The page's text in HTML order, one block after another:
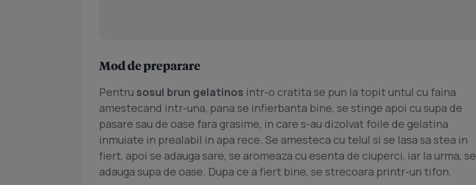
Mod de preparare
Pentru sosul brun gelatinos intr-o cratita se pun la topit untul cu faina
amestecand intr-una, pana se infierbanta bine, se stinge apoi cu supa de
pasare sau de oase fara grasime, in care s-au dizolvat foile de gelatina
inmuiate in prealabil in apa rece. Se amesteca cu telul si se lasa sa stea in
fiert, apoi se adauga sare, se aromeaza cu esenta de ciuperci, iar la urma, se
adauga supa de oase. Dupa ce a fiert bine, se strecoara printr-un tifon.